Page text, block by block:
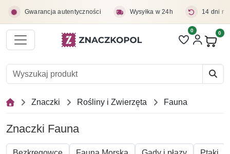
Gwarancja autentyczności Wysyłka w 24h 14 dni
Liczba pozycji
0 0
Znaczki Rośliny i Zwierzęta Fauna
Znaczki Fauna